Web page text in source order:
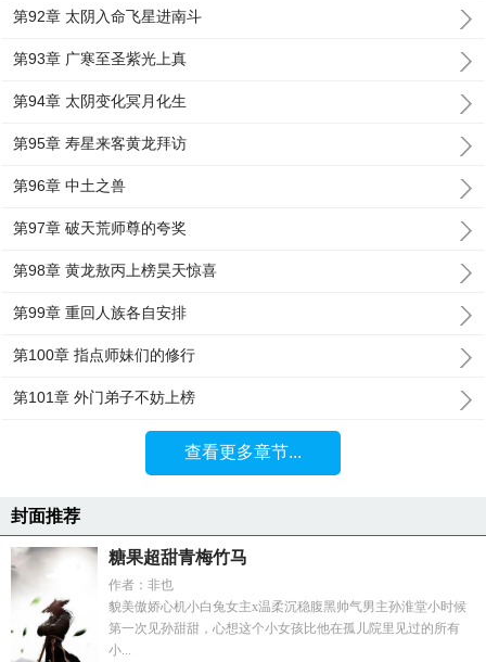
第92章 太阴入命飞星进南斗
第93章 广寒至圣紫光上真
第94章 太阴变化冥月化生
第95章 寿星来客黄龙拜访
第96章 中土之兽
第97章 破天荒师尊的夸奖
第98章 黄龙敖丙上榜昊天惊喜
第99章 重回人族各自安排
第100章 指点师妹们的修行
第101章 外门弟子不妨上榜
查看更多章节...
封面推荐
糖果超甜青梅竹马
作者：非也
貌美傲娇心机小白兔女主x温柔沉稳腹黑帅气男主孙淮堂小时候
第一次见孙甜甜，心想这个小女孩比他在孤儿院里见过的所有
小...